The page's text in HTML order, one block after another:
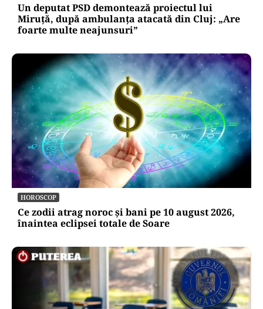
Un deputat PSD demontează proiectul lui
Miruță, după ambulanța atacată din Cluj: „Are
foarte multe neajunsuri”
HOROSCOP
Ce zodii atrag noroc și bani pe 10 august 2026,
înaintea eclipsei totale de Soare